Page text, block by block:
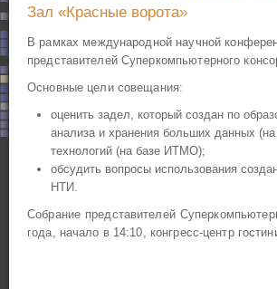
Зал «Красные ворота»
В рамках международной научной
представителей Суперкомпьютерного
Основные цели совещания:
оценить задел, который создан по
анализа и хранения больших данных
технологий (на базе ИТМО);
обсудить вопросы использования
НТИ.
Собрание представителей
года, начало в 14:10, конгресс-центр